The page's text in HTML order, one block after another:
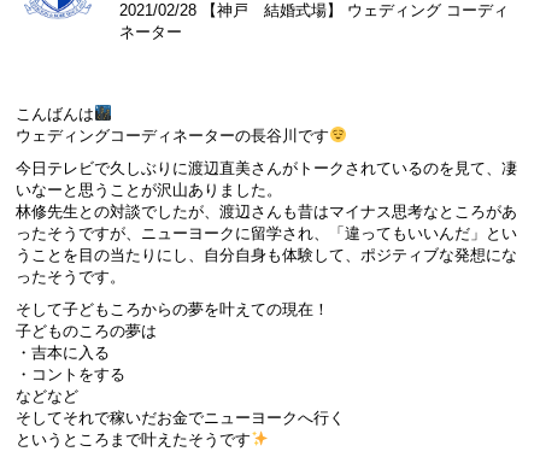
2021/02/28 【神戸 結婚式場】 ウェディング コーディ
ネーター
こんばんは
ウェディングコーディネーターの長谷川です
今日テレビで久しぶりに渡辺直美さんがトークされているのを見て、凄
いなーと思うことが沢山ありました。
林修先生との対談でしたが、渡辺さんも昔はマイナス思考なところがあ
ったそうですが、ニューヨークに留学され、「違ってもいいんだ」とい
うことを目の当たりにし、自分自身も体験して、ポジティブな発想にな
ったそうです。
そして子どもころからの夢を叶えての現在！
子どものころの夢は
・吉本に入る
・コントをする
などなど
そしてそれで稼いだお金でニューヨークへ行く
というところまで叶えたそうです